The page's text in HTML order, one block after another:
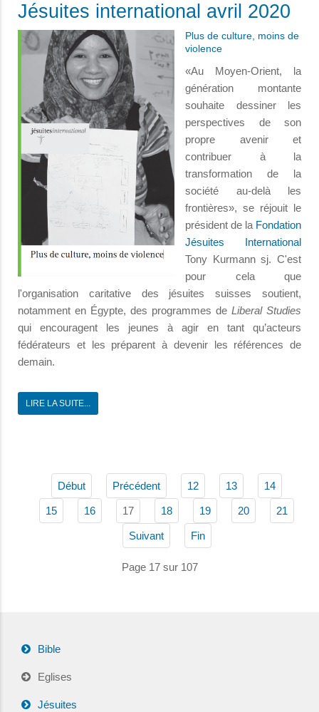
Jésuites international avril 2020
Plus de culture, moins de
violence
«Au Moyen-Orient, la
génération montante
souhaite dessiner les
perspectives de son
propre avenir et
contribuer à la
transformation de la
société au-delà les
frontières», se réjouit le
président de la Fondation
Jésuites International
Tony Kurmann sj. C'est
pour cela que
l'organisation caritative des jésuites suisses soutient,
notamment en Égypte, des programmes de Liberal Studies
qui encouragent les jeunes à agir en tant qu’acteurs
fédérateurs et les préparent à devenir les références de
demain.
LIRE LA SUITE...
Début Précédent 12 13 14
15 16 17 18 19 20 21
Suivant Fin
Page 17 sur 107
Bible
Eglises
Jésuites